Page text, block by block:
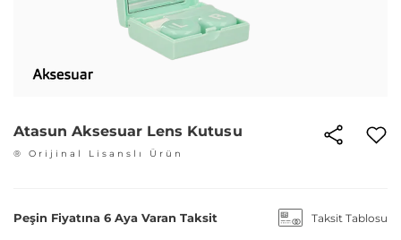
Atasun Aksesuar Lens Kutusu
® Orijinal Lisanslı Ürün
Peşin Fiyatına 6 Aya Varan Taksit Taksit Tablosu